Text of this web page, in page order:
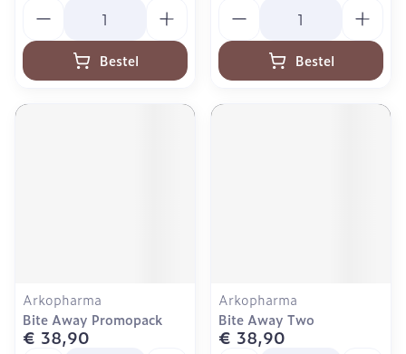
Bestel Bestel
Arkopharma
Bite Away Promopack
€ 38,90
Arkopharma
Bite Away Two
€ 38,90